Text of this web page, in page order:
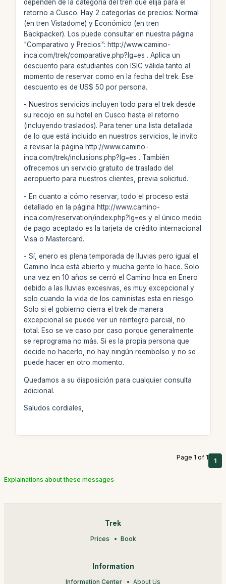
dependen de la categoría del tren que elija para el
retorno a Cusco. Hay 2 categorías de precios: Normal
(en tren Vistadome) y Económico (en tren
Backpacker). Los puede consultar en nuestra página
"Comparativo y Precios": http://www.camino-
inca.com/trek/comparative.php?lg=es . Aplica un
descuento para estudiantes con ISIC válida tanto al
momento de reservar como en la fecha del trek. Ese
descuento es de US$ 50 por persona.
- Nuestros servicios incluyen todo para el trek desde
su recojo en su hotel en Cusco hasta el retorno
(incluyendo traslados). Para tener una lista detallada
de lo que está incluido en nuestros servicios, le invito
a revisar la página http://www.camino-
inca.com/trek/inclusions.php?lg=es . También
ofrecemos un servicio gratuito de traslado del
aeropuerto para nuestros clientes, previa solicitud.
- En cuanto a cómo reservar, todo el proceso está
detallado en la página http://www.camino-
inca.com/reservation/index.php?lg=es y el único medio
de pago aceptado es la tarjeta de crédito internacional
Visa o Mastercard.
- Sí, enero es plena temporada de lluvias pero igual el
Camino Inca está abierto y mucha gente lo hace. Solo
una vez en 10 años se cerró el Camino Inca en Enero
debido a las lluvias excesivas, es muy excepcional y
solo cuando la vida de los caministas esta en riesgo.
Solo si el gobierno cierra el trek de manera
excepcional se puede ver un reintegro parcial, no
total. Eso se ve caso por caso porque generalmente
se reprograma no más. Si es la propia persona que
decide no hacerlo, no hay ningún reembolso y no se
puede hacer en otro momento.
Quedamos a su disposición para cualquier consulta
adicional.
Saludos cordiales,
Page 1 of 1 1
Explainations about these messages
Trek
Prices Book
Information
Information Center About Us